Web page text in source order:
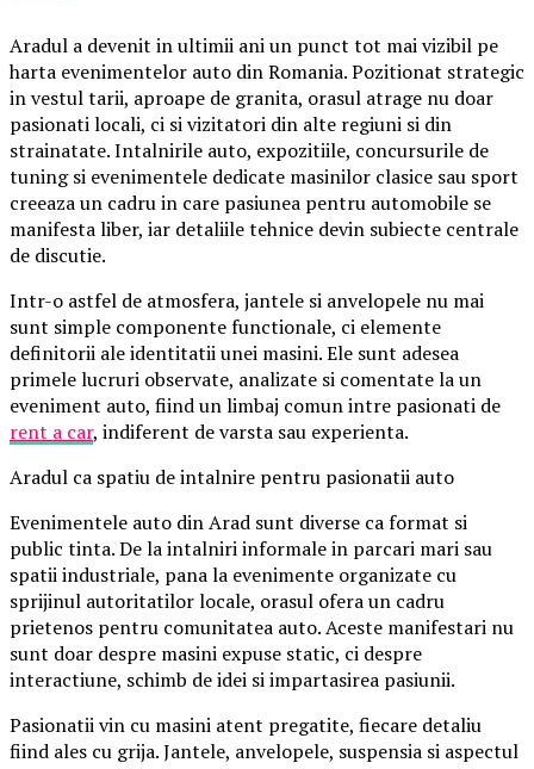
Aradul a devenit in ultimii ani un punct tot mai vizibil pe
harta evenimentelor auto din Romania. Pozitionat strategic
in vestul tarii, aproape de granita, orasul atrage nu doar
pasionati locali, ci si vizitatori din alte regiuni si din
strainatate. Intalnirile auto, expozitiile, concursurile de
tuning si evenimentele dedicate masinilor clasice sau sport
creeaza un cadru in care pasiunea pentru automobile se
manifesta liber, iar detaliile tehnice devin subiecte centrale
de discutie.
Intr-o astfel de atmosfera, jantele si anvelopele nu mai
sunt simple componente functionale, ci elemente
definitorii ale identitatii unei masini. Ele sunt adesea
primele lucruri observate, analizate si comentate la un
eveniment auto, fiind un limbaj comun intre pasionati de
rent a car, indiferent de varsta sau experienta.
Aradul ca spatiu de intalnire pentru pasionatii auto
Evenimentele auto din Arad sunt diverse ca format si
public tinta. De la intalniri informale in parcari mari sau
spatii industriale, pana la evenimente organizate cu
sprijinul autoritatilor locale, orasul ofera un cadru
prietenos pentru comunitatea auto. Aceste manifestari nu
sunt doar despre masini expuse static, ci despre
interactiune, schimb de idei si impartasirea pasiunii.
Pasionatii vin cu masini atent pregatite, fiecare detaliu
fiind ales cu grija. Jantele, anvelopele, suspensia si aspectul